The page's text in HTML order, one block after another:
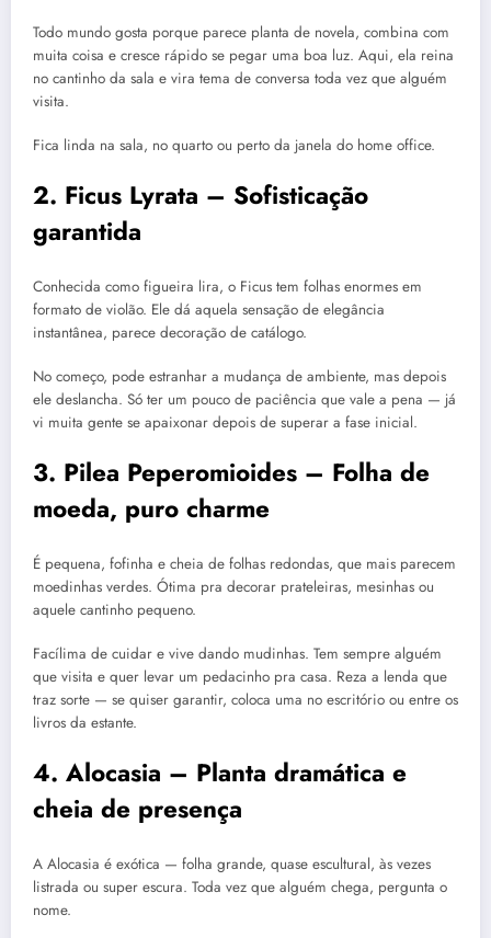
Todo mundo gosta porque parece planta de novela, combina com
muita coisa e cresce rápido se pegar uma boa luz. Aqui, ela reina
no cantinho da sala e vira tema de conversa toda vez que alguém
visita.
Fica linda na sala, no quarto ou perto da janela do home office.
2. Ficus Lyrata – Sofisticação
garantida
Conhecida como figueira lira, o Ficus tem folhas enormes em
formato de violão. Ele dá aquela sensação de elegância
instantânea, parece decoração de catálogo.
No começo, pode estranhar a mudança de ambiente, mas depois
ele deslancha. Só ter um pouco de paciência que vale a pena — já
vi muita gente se apaixonar depois de superar a fase inicial.
3. Pilea Peperomioides – Folha de
moeda, puro charme
É pequena, fofinha e cheia de folhas redondas, que mais parecem
moedinhas verdes. Ótima pra decorar prateleiras, mesinhas ou
aquele cantinho pequeno.
Facílima de cuidar e vive dando mudinhas. Tem sempre alguém
que visita e quer levar um pedacinho pra casa. Reza a lenda que
traz sorte — se quiser garantir, coloca uma no escritório ou entre os
livros da estante.
4. Alocasia – Planta dramática e
cheia de presença
A Alocasia é exótica — folha grande, quase escultural, às vezes
listrada ou super escura. Toda vez que alguém chega, pergunta o
nome.